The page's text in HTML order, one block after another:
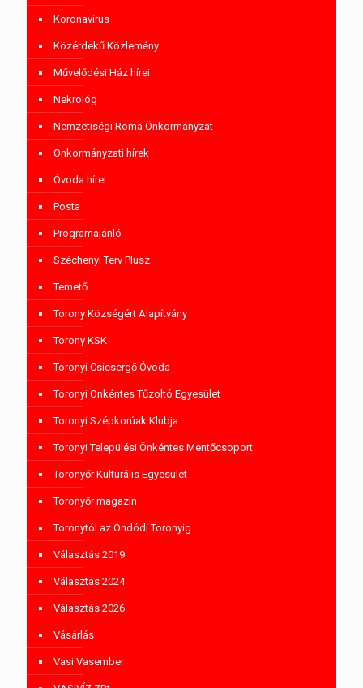
Koronavírus
Közérdekű Közlemény
Művelődési Ház hírei
Nekrológ
Nemzetiségi Roma Önkormányzat
Önkormányzati hírek
Óvoda hírei
Posta
Programajánló
Széchenyi Terv Plusz
Temető
Torony Községért Alapítvány
Torony KSK
Toronyi Csicsergő Óvoda
Toronyi Önkéntes Tűzoltó Egyesület
Toronyi Szépkorúak Klubja
Toronyi Települési Önkéntes Mentőcsoport
Toronyőr Kulturális Egyesület
Toronyőr magazin
Toronytól az Ondódi Toronyig
Választás 2019
Választás 2024
Választás 2026
Vásárlás
Vasi Vasember